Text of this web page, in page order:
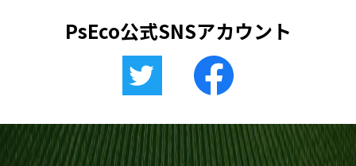
PsEco公式SNSアカウント